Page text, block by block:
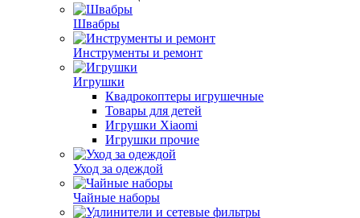
Швабры
Инструменты и ремонт
Игрушки
Квадрокоптеры игрушечные
Товары для детей
Игрушки Xiaomi
Игрушки прочие
Уход за одеждой
Чайные наборы